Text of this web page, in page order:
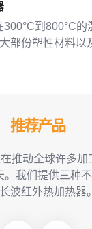
到800°C
部份塑性材料以
推荐产品
推动全球许多加
。我们提供三种
波红外热加热器。